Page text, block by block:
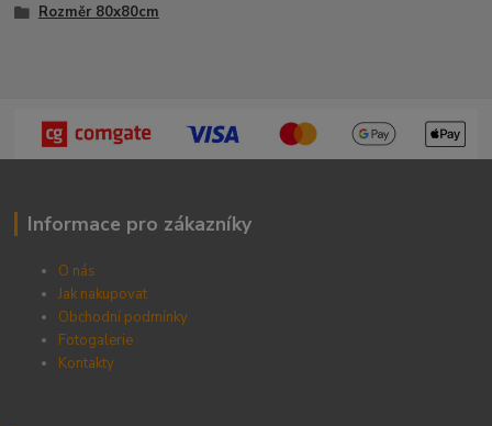
Rozměr 80x80cm
Informace pro zákazníky
O nás
Jak nakupovat
Obchodní podmínky
Fotogalerie
Kontakty